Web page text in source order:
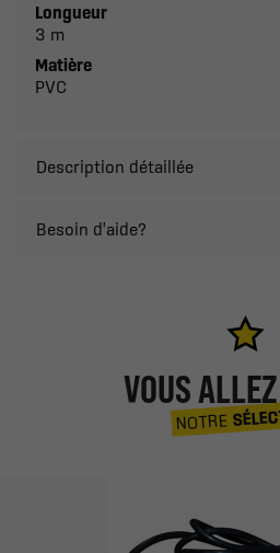
Longueur
3 m
Matière
PVC
Description détaillée
Besoin d'aide?
VOUS
NOTRE